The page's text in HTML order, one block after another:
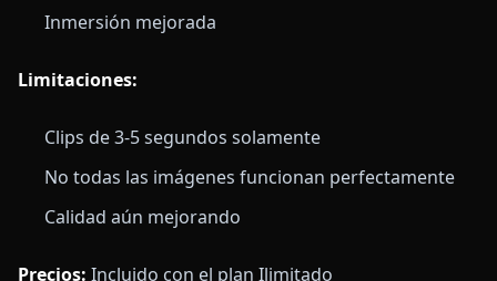
Inmersión mejorada
Limitaciones:
Clips de 3-5 segundos solamente
No todas las imágenes funcionan perfectamente
Calidad aún mejorando
Precios: Incluido con el plan Ilimitado